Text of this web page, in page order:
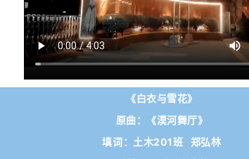
《白衣与雪花》
原曲：《漠河舞厅》
填词：土木201班 郑弘林